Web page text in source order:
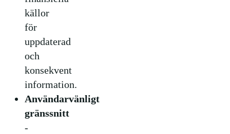
källor
för
uppdaterad
och
konsekvent
information.
Användarvänligt
gränssnitt
-